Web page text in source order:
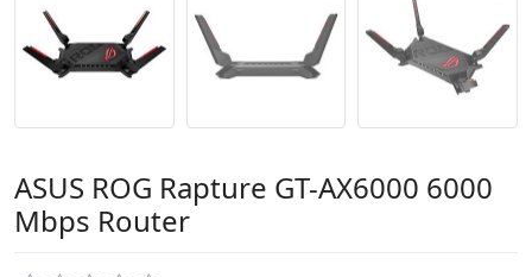
ASUS ROG Rapture GT-AX6000 6000
Mbps Router